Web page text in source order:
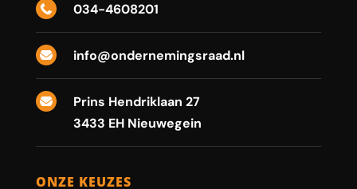
 034-4608201
 info@ondernemingsraad.nl

Prins Hendriklaan 27
3433 EH Nieuwegein
ONZE KEUZES